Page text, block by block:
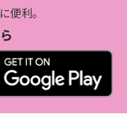
便利。